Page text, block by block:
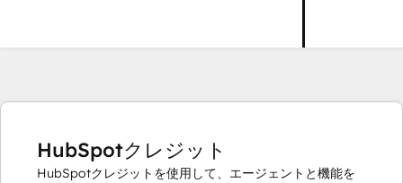
HubSpotクレジット
HubSpotクレジットを使用して、エージェントと機能を